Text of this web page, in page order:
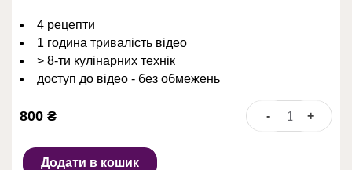
4 рецепти
1 година тривалість відео
> 8-ти кулінарних технік
доступ до відео - без обмежень
800 ₴ -
Онлайн
+
Додати в кошик